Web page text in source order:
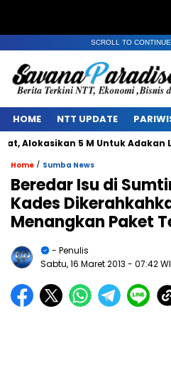
SCROLL TO
HOME NTT UPDATE
5 M Untuk Adakan
Home / Sumba News
Beredar Isu di
Kades
Menangkan Paket
- Penulis
Sabtu, 16 Maret 2013 - 07:42